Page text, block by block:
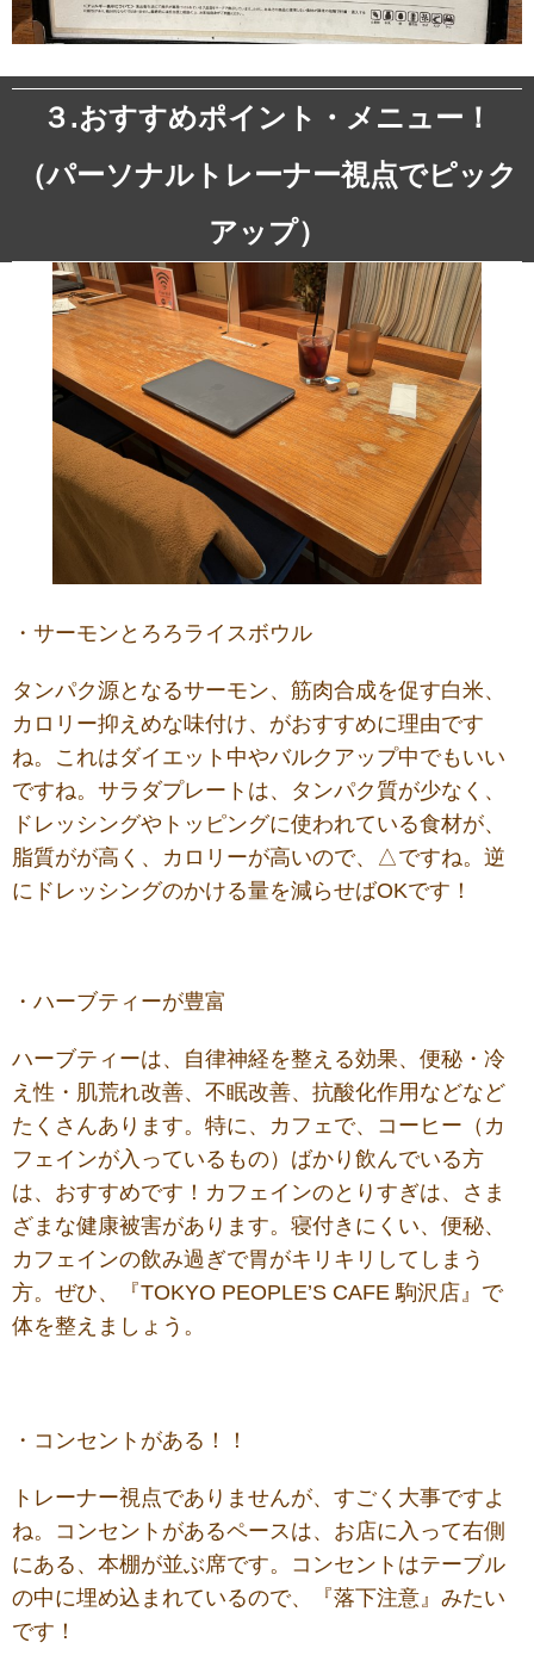
３.おすすめポイント・メニュー！
（パーソナルトレーナー視点でピック
アップ）
・サーモンとろろライスボウル
タンパク源となるサーモン、筋肉合成を促す白米、
カロリー抑えめな味付け、がおすすめに理由です
ね。これはダイエット中やバルクアップ中でもいい
ですね。サラダプレートは、タンパク質が少なく、
ドレッシングやトッピングに使われている食材が、
脂質がが高く、カロリーが高いので、△ですね。逆
にドレッシングのかける量を減らせばOKです！
・ハーブティーが豊富
ハーブティーは、自律神経を整える効果、便秘・冷
え性・肌荒れ改善、不眠改善、抗酸化作用などなど
たくさんあります。特に、カフェで、コーヒー（カ
フェインが入っているもの）ばかり飲んでいる方
は、おすすめです！カフェインのとりすぎは、さま
ざまな健康被害があります。寝付きにくい、便秘、
カフェインの飲み過ぎで胃がキリキリしてしまう
方。ぜひ、『TOKYO PEOPLE’S CAFE 駒沢店』で
体を整えましょう。
・コンセントがある！！
トレーナー視点でありませんが、すごく大事ですよ
ね。コンセントがあるペースは、お店に入って右側
にある、本棚が並ぶ席です。コンセントはテーブル
の中に埋め込まれているので、『落下注意』みたい
です！